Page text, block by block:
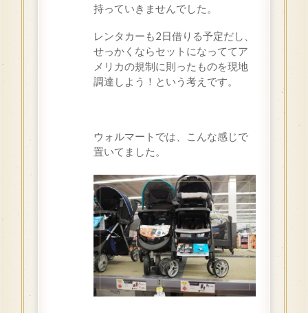
持っていきませんでした。
レンタカーも2日借りる予定だし、
せっかくならセットになっててア
メリカの規制に則ったものを現地
調達しよう！という考えです。
ウォルマートでは、こんな感じで
置いてました。